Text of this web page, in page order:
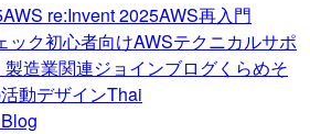
AWS re:Invent 2025AWS再入門
ック初心者向けAWSテクニカルサポ
製造業関連ジョインブログくらめそ
動デザインThai